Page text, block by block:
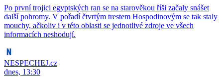
Po první trojici egyptských ran se na starověkou říši začaly snášet
další pohromy. V pořadí čtvrtým trestem Hospodinovým se tak staly
mouchy, ačkoliv i v této oblasti se jednotlivé zdroje ve všech
informacích neshodují.
NESPECHEJ.cz
dnes, 13:30